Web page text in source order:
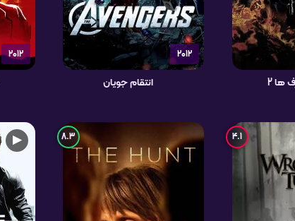
ها 2
2012
انتقام جویان
2012
4.1
8.3
▶